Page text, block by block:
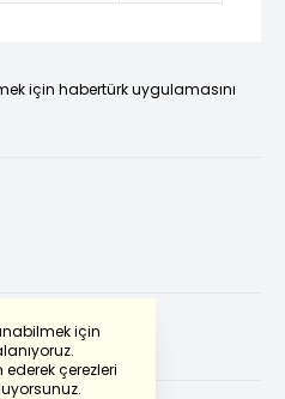
için
çerezleri
için habertürk uygulamasını